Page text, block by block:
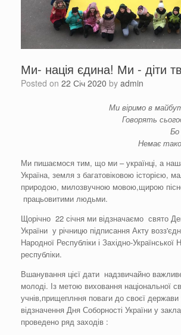
Ми- нація єдина! Ми - діти
Posted on 22 Січ 2020 by admin
Ми віримо в
Говорять
Немає
Ми пишаємося тим, що ми – українці, а
Україна, земля з багатовіковою історією,
природою, милозвучною мовою,щирою
працьовитими людьми.
Щорічно 22 січня ми відзначаємо свято
України у річницю підписання Акту
Народної Республіки і Західно-Української
республіки.
Вшанування цієї дати надзвичайно
молоді. Із метою виховання національної
учнів,прищеплння поваги до своєї
відзначення Дня Соборності України у
проведено ряд заходів :